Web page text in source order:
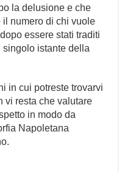
la delusione e che
numero di chi vuole
dopo essere stati traditi
istante della
in cui potreste trovarvi
vi resta che valutare
in modo da
Napoletana